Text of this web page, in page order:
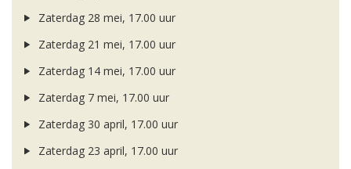
Zaterdag 28 mei, 17.00 uur
Zaterdag 21 mei, 17.00 uur
Zaterdag 14 mei, 17.00 uur
Zaterdag 7 mei, 17.00 uur
Zaterdag 30 april, 17.00 uur
Zaterdag 23 april, 17.00 uur